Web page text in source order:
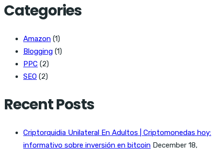
Categories
Amazon (1)
Blogging (1)
PPC (2)
SEO (2)
Recent Posts
Criptorquidia Unilateral En Adultos | Criptomonedas hoy:
informativo sobre inversión en bitcoin December 18,